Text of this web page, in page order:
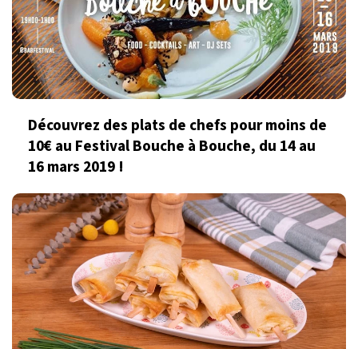
Découvrez des plats de chefs pour moins de
10€ au Festival Bouche à Bouche, du 14 au
16 mars 2019 !